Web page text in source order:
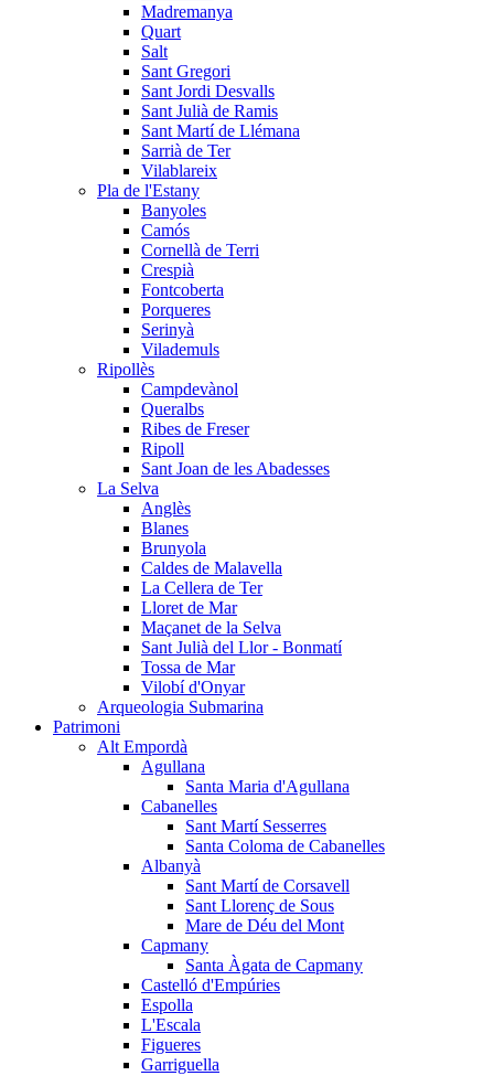
Madremanya
Quart
Salt
Sant Gregori
Sant Jordi Desvalls
Sant Julià de Ramis
Sant Martí de Llémana
Sarrià de Ter
Vilablareix
Pla de l'Estany
Banyoles
Camós
Cornellà de Terri
Crespià
Fontcoberta
Porqueres
Serinyà
Vilademuls
Ripollès
Campdevànol
Queralbs
Ribes de Freser
Ripoll
Sant Joan de les Abadesses
La Selva
Anglès
Blanes
Brunyola
Caldes de Malavella
La Cellera de Ter
Lloret de Mar
Maçanet de la Selva
Sant Julià del Llor - Bonmatí
Tossa de Mar
Vilobí d'Onyar
Arqueologia Submarina
Patrimoni
Alt Empordà
Agullana
Santa Maria d'Agullana
Cabanelles
Sant Martí Sesserres
Santa Coloma de Cabanelles
Albanyà
Sant Martí de Corsavell
Sant Llorenç de Sous
Mare de Déu del Mont
Capmany
Santa Àgata de Capmany
Castelló d'Empúries
Espolla
L'Escala
Figueres
Garriguella